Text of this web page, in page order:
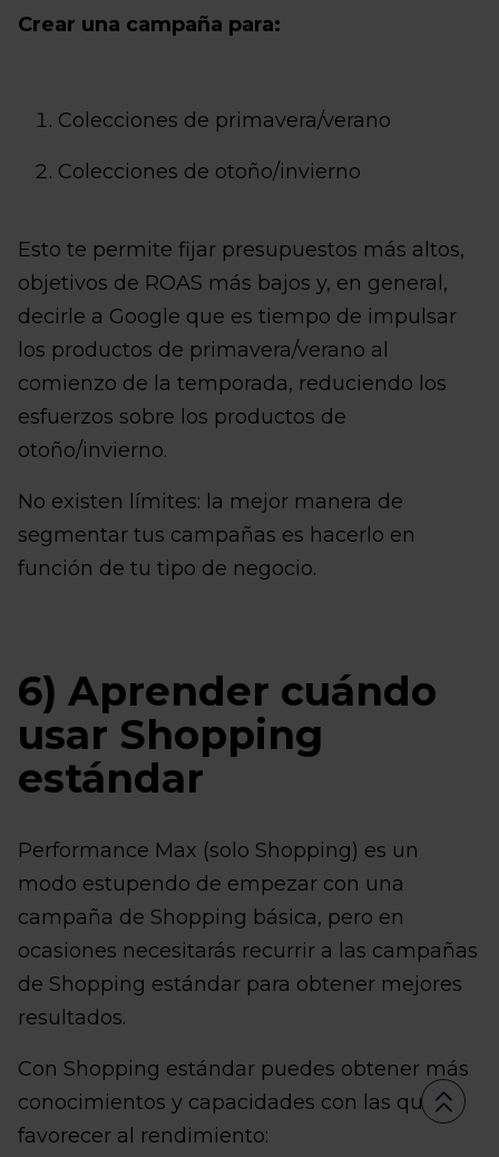
Crear una campaña para:
Colecciones de primavera/verano
Colecciones de otoño/invierno
Esto te permite fijar presupuestos más altos,
objetivos de ROAS más bajos y, en general,
decirle a Google que es tiempo de impulsar
los productos de primavera/verano al
comienzo de la temporada, reduciendo los
esfuerzos sobre los productos de
otoño/invierno.
No existen límites: la mejor manera de
segmentar tus campañas es hacerlo en
función de tu tipo de negocio.
6) Aprender cuándo
usar Shopping
estándar
Performance Max (solo Shopping) es un
modo estupendo de empezar con una
campaña de Shopping básica, pero en
ocasiones necesitarás recurrir a las campañas
de Shopping estándar para obtener mejores
resultados.
Con Shopping estándar puedes obtener más
conocimientos y capacidades con las que
favorecer al rendimiento: